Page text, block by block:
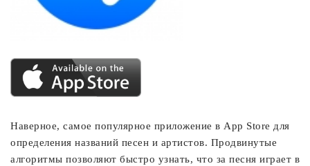
Наверное, самое популярное приложение в App Store для
определения названий песен и артистов. Продвинутые
алгоритмы позволяют быстро узнать, что за песня играет в